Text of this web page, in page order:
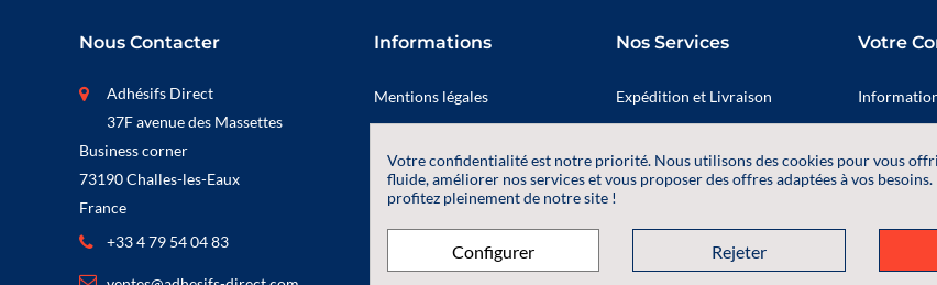
Nous Contacter
Adhésifs Direct
37F avenue des Massettes
Business corner
73190 Challes-les-Eaux
France
+33 4 79 54 04 83
Informations
Mentions légales
Conditions Générales de Ventes
Nos Services
Expédition et Livraison
Contactez-nous
Votre
Votre confidentialité est notre priorité. Nous utilisons des cookies pour vous
fluide, améliorer nos services et vous proposer des offres adaptées à vos
profitez pleinement de notre site !
Configurer Rejeter